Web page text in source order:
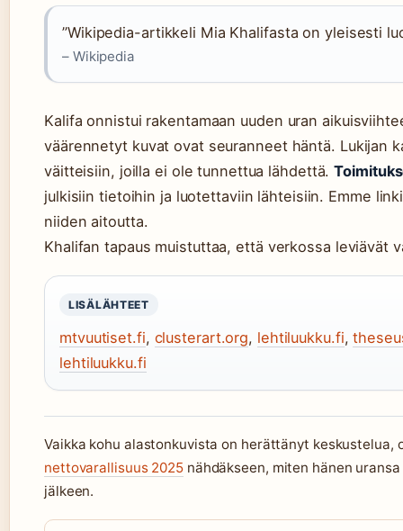
”Wikipedia-artikkeli Mia Khalifasta on yleisesti
– Wikipedia
Kalifa onnistui rakentamaan uuden uran
väärennetyt kuvat ovat seuranneet häntä. Lukijan
väitteisiin, joilla ei ole tunnettua lähdettä.
julkisiin tietoihin ja luotettaviin lähteisiin. Emme
niiden aitoutta.
Khalifan tapaus muistuttaa, että verkossa leviävät
LISÄLÄHTEET
mtvuutiset.fi, clusterart.org, lehtiluukku.fi,
lehtiluukku.fi
Vaikka kohu alastonkuvista on herättänyt keskustelua,
nettovarallisuus 2025nähdäkseen, miten hänen
jälkeen.